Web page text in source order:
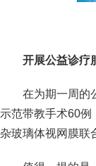
开展公益诊疗
在为期一周的
示范带教手术60
杂玻璃体视网膜联